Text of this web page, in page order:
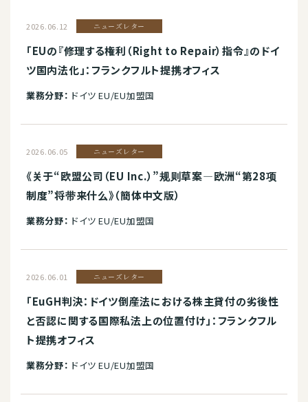
2026.06.12 ニューズレター
「EUの『修理する権利（Right to Repair）指令』のドイ
ツ国内法化」：フランクフルト提携オフィス
業務分野： ドイツ EU/EU加盟国
2026.06.05 ニューズレター
《关于“欧盟公司（EU Inc.）”规则草案—欧洲“第28项
制度”将带来什么》（簡体中文版）
業務分野： ドイツ EU/EU加盟国
2026.06.01 ニューズレター
「EuGH判決：ドイツ倒産法における株主貸付の劣後性
と否認に関する国際私法上の位置付け」：フランクフル
ト提携オフィス
業務分野： ドイツ EU/EU加盟国